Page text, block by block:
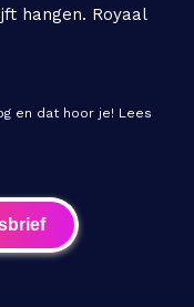
hangen. Royaal
en dat hoor je! Lees